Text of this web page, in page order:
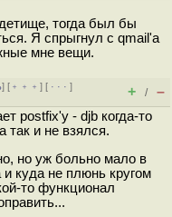
тогда был бы
Я спрыгнул с qmail'а
мне вещи.
] [ ﹢﹢﹢] [ · · ·]
+ / –
postfix'у - djb когда-то
так и не взялся.
но уж больно мало в
куда не плюнь кругом
то функционал